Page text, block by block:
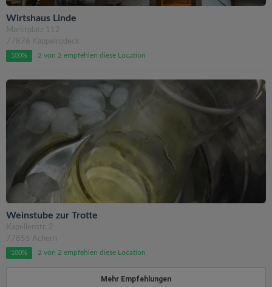
Wirtshaus Linde
Marktplatz 112
77876 Kappelrodeck
100% 2 von 2 empfehlen diese Location
Weinstube zur Trotte
Kapellenstr. 2
77855 Achern
100% 2 von 2 empfehlen diese Location
Mehr Empfehlungen